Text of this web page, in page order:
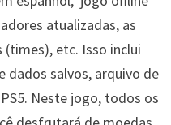
atualizadas, as
(times), etc. Isso inclui
dados salvos, arquivo de
Neste jogo, todos os